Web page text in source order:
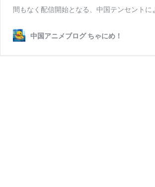
間もなく配信開始となる、中国テンセント
中国アニメブログ ちゃにめ！